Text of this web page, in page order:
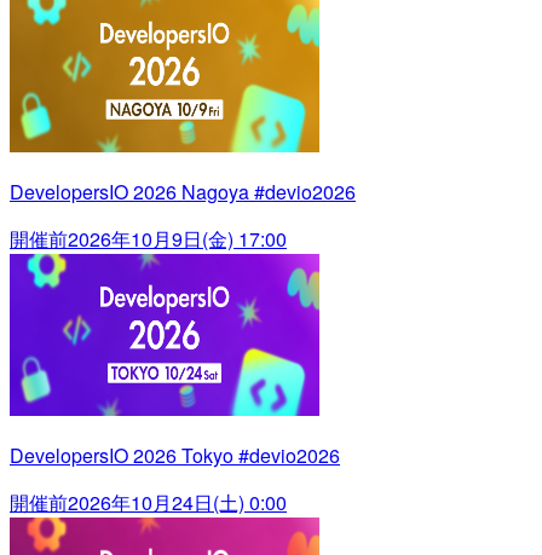
DevelopersIO 2026 Nagoya #devio2026
開催前2026年10月9日(金) 17:00
DevelopersIO 2026 Tokyo #devio2026
開催前2026年10月24日(土) 0:00